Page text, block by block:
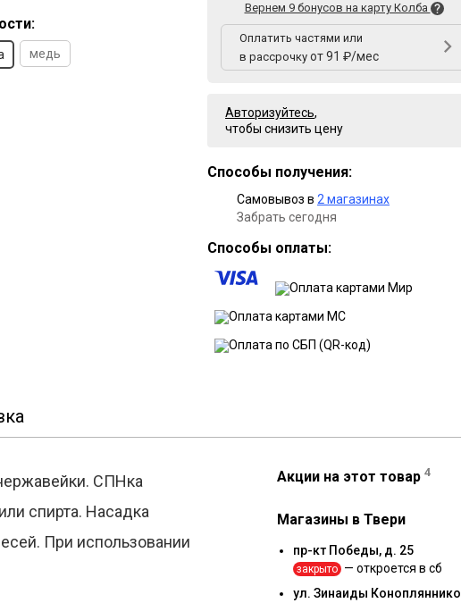
медь
Вернем 9 бонусов на карту Колба
Оплатить частями или
в рассрочку от 91 ₽/мес
Авторизуйтесь,
чтобы снизить цену
Способы получения:
Самовывоз в 2 магазинах
Забрать сегодня
Способы оплаты:
СПНка
спирта. Насадка
При использовании
Акции на этот товар 4
Магазины в Твери
пр-кт Победы, д. 25
закрыто — откроется в сб
ул. Зинаиды